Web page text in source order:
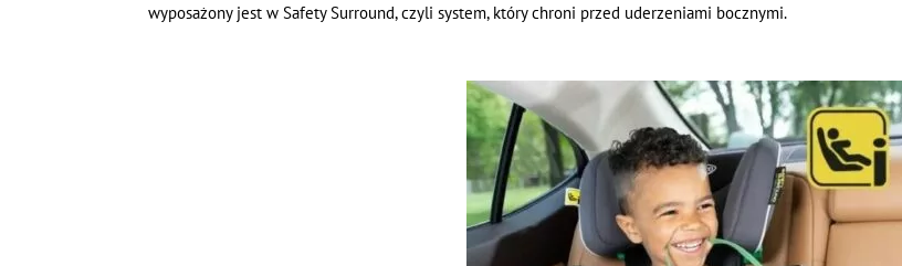
wyposażony jest w Safety Surround, czyli system, który chroni przed uderzeniami bocznymi.